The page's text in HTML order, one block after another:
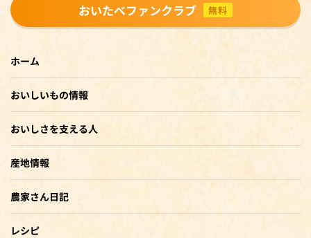
おいたべファンクラブ 無料
ホーム
おいしいもの情報
おいしさを支える人
産地情報
農家さん日記
レシピ